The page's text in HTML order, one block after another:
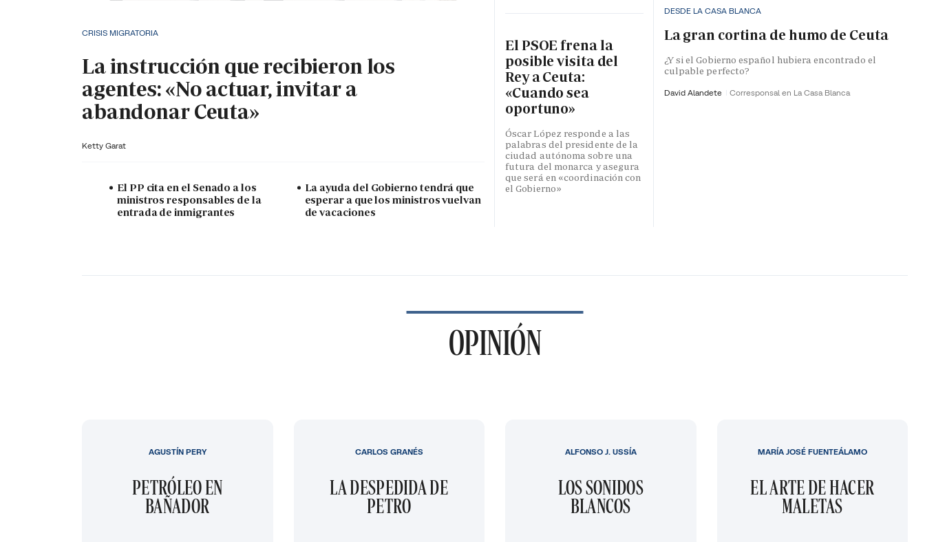
CRISIS MIGRATORIA
La instrucción que recibieron los
agentes: «No actuar, invitar a
abandonar Ceuta»
Ketty Garat
El PP cita en el Senado a los
ministros responsables de la
entrada de inmigrantes
La ayuda del Gobierno tendrá que
esperar a que los ministros vuelvan
de vacaciones
El PSOE frena la
posible visita del
Rey a Ceuta:
«Cuando sea
oportuno»
Óscar López responde a las
palabras del presidente de la
ciudad autónoma sobre una
futura del monarca y asegura
que será en «coordinación con
el Gobierno»
DESDE LA CASA BLANCA
La gran cortina de humo de Ceuta
¿Y si el Gobierno español hubiera encontrado el
culpable perfecto?
David Alandete Corresponsal en La Casa Blanca
OPINIÓN
PETRÓLEO EN
BAÑADOR
AGUSTÍN PERY
LA DESPEDIDA DE
PETRO
CARLOS GRANÉS
LOS SONIDOS
BLANCOS
ALFONSO J. USSÍA
EL ARTE DE HACER
MALETAS
MARÍA JOSÉ FUENTEÁLAMO